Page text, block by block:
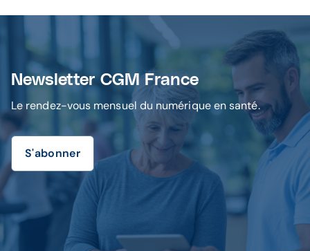
Newsletter CGM France
Le rendez-vous mensuel du numérique en santé.
S'abonner